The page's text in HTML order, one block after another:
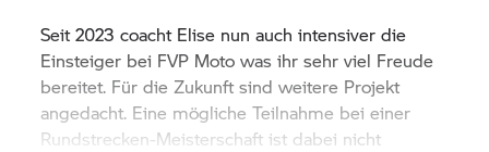
Seit 2023 coacht Elise nun auch intensiver die
Einsteiger bei FVP Moto was ihr sehr viel Freude
bereitet. Für die Zukunft sind weitere Projekt
angedacht. Eine mögliche Teilnahme bei einer
Rundstrecken-Meisterschaft ist dabei nicht